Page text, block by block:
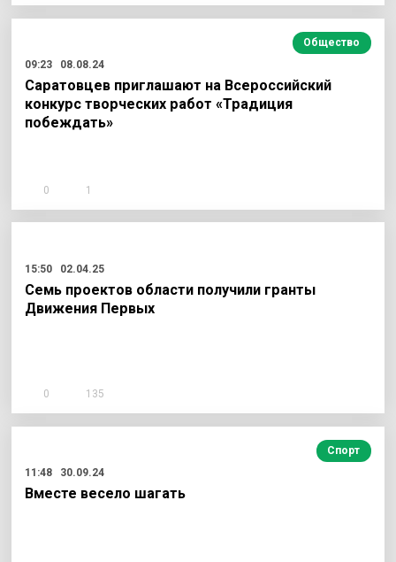
Общество
09:23
08.08.24
Саратовцев приглашают на Всероссийский
конкурс творческих работ «Традиция
побеждать»
0 1
15:50 02.04.25
Семь проектов области получили гранты
Движения Первых
0 135
Спорт
11:48
30.09.24
Вместе весело шагать